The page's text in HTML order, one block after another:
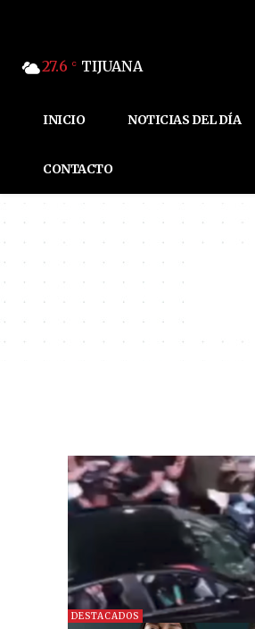
27.6 C TIJUANA
INICIO NOTICIAS DEL DÍA
CONTACTO
DESTACADOS